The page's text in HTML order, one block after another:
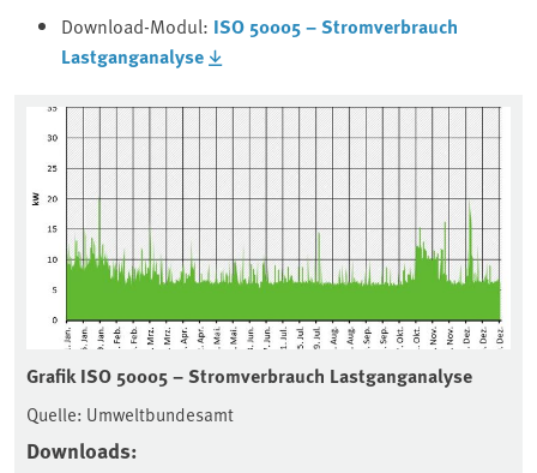
Download-Modul: ISO 50005 – Stromverbrauch
Lastganganalyse
Grafik ISO 50005 – Stromverbrauch Lastganganalyse
Quelle: Umweltbundesamt
Downloads: